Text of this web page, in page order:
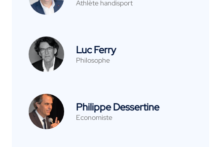
Athlète handisport
Luc Ferry
Philosophe
Philippe Dessertine
Economiste